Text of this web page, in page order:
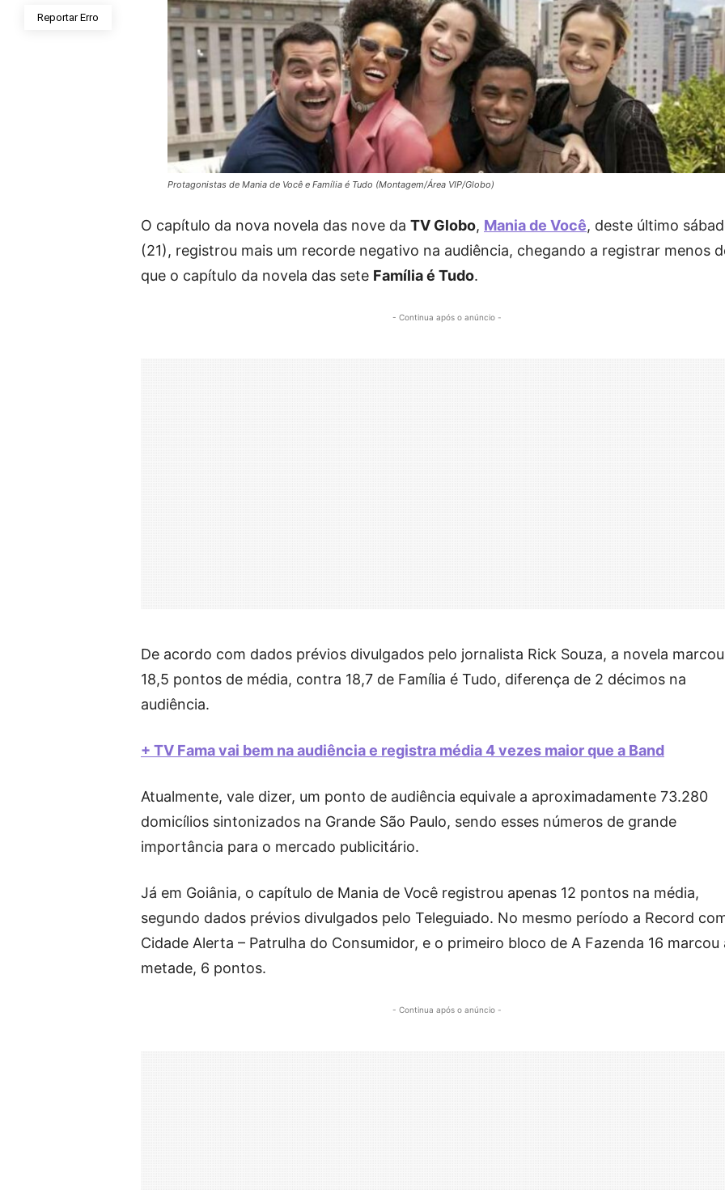
Reportar Erro
Protagonistas de Mania de Você e Família é Tudo (Montagem/Área VIP/Globo)
O capítulo da nova novela das nove da TV Globo, Mania de Você, deste último
(21), registrou mais um recorde negativo na audiência, chegando a registrar menos
que o capítulo da novela das sete Família é Tudo.
- Continua após o anúncio -
De acordo com dados prévios divulgados pelo jornalista Rick Souza, a novela marcou
18,5 pontos de média, contra 18,7 de Família é Tudo, diferença de 2 décimos na
audiência.
+ TV Fama vai bem na audiência e registra média 4 vezes maior que a Band
Atualmente, vale dizer, um ponto de audiência equivale a aproximadamente 73.280
domicílios sintonizados na Grande São Paulo, sendo esses números de grande
importância para o mercado publicitário.
Já em Goiânia, o capítulo de Mania de Você registrou apenas 12 pontos na média,
segundo dados prévios divulgados pelo Teleguiado. No mesmo período a Record
Cidade Alerta – Patrulha do Consumidor, e o primeiro bloco de A Fazenda 16 marcou
metade, 6 pontos.
- Continua após o anúncio -